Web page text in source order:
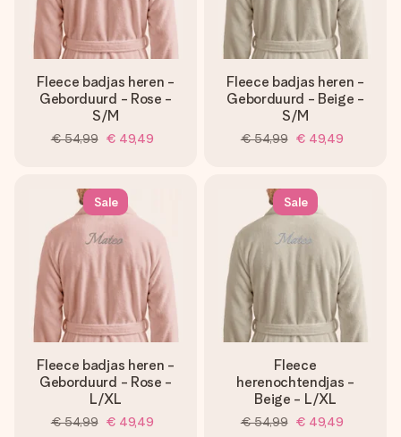
Fleece badjas heren -
Geborduurd - Rose -
S/M
€ 54,99 € 49,49
Fleece badjas heren -
Geborduurd - Beige -
S/M
€ 54,99 € 49,49
Sale
Fleece badjas heren -
Geborduurd - Rose -
L/XL
€ 54,99 € 49,49
Sale
Fleece
herenochtendjas -
Beige - L/XL
€ 54,99 € 49,49